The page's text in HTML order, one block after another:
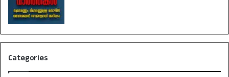
Categories